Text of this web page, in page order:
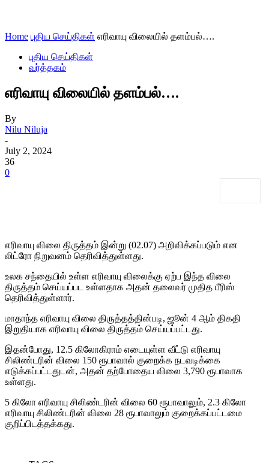
Home புதிய செய்திகள் எரிவாயு விலையில் தளம்பல்….
புதிய செய்திகள்
வர்த்தகம்
எரிவாயு விலையில் தளம்பல்….
By
Nilu Niluja
-
July 2, 2024
36
0
எரிவாயு விலை திருத்தம் இன்று (02.07) அறிவிக்கப்படும் என
லிட்ரோ நிறுவனம் தெரிவித்துள்ளது.
உலக சந்தையில் உள்ள எரிவாயு விலைக்கு ஏற்ப இந்த விலை
திருத்தம் செய்யப்பட உள்ளதாக அதன் தலைவர் முதித பீரிஸ்
தெரிவித்துள்ளார்.
மாதாந்த எரிவாயு விலை திருத்தத்தின்படி, ஜூன் 4 ஆம் திகதி
இறுதியாக எரிவாயு விலை திருத்தம் செய்யப்பட்டது.
இதன்போது, 12.5 கிலோகிராம் எடையுள்ள வீட்டு எரிவாயு
சிலிண்டரின் விலை 150 ரூபாவால் குறைக்க நடவடிக்கை
எடுக்கப்பட்டதுடன், அதன் தற்போதைய விலை 3,790 ரூபாவாக
உள்ளது.
5 கிலோ எரிவாயு சிலிண்டரின் விலை 60 ரூபாவாலும், 2.3 கிலோ
எரிவாயு சிலிண்டரின் விலை 28 ரூபாவாலும் குறைக்கப்பட்டமை
குறிப்பிடத்தக்கது.